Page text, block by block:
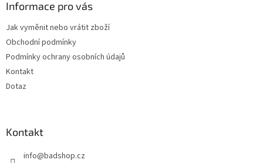
Informace pro vás
Jak vyměnit nebo vrátit zboží
Obchodní podmínky
Podmínky ochrany osobních údajů
Kontakt
Dotaz
Kontakt
info@badshop.cz